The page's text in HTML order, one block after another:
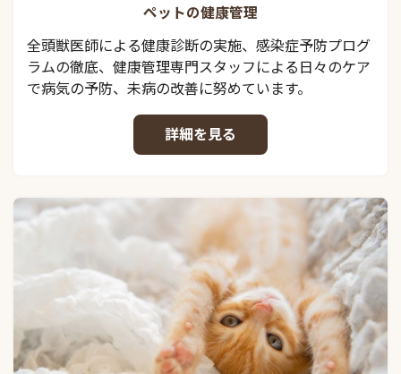
ペットの健康管理
全頭獣医師による健康診断の実施、感染症予防プログ
ラムの徹底、健康管理専門スタッフによる日々のケア
で病気の予防、未病の改善に努めています。
詳細を見る